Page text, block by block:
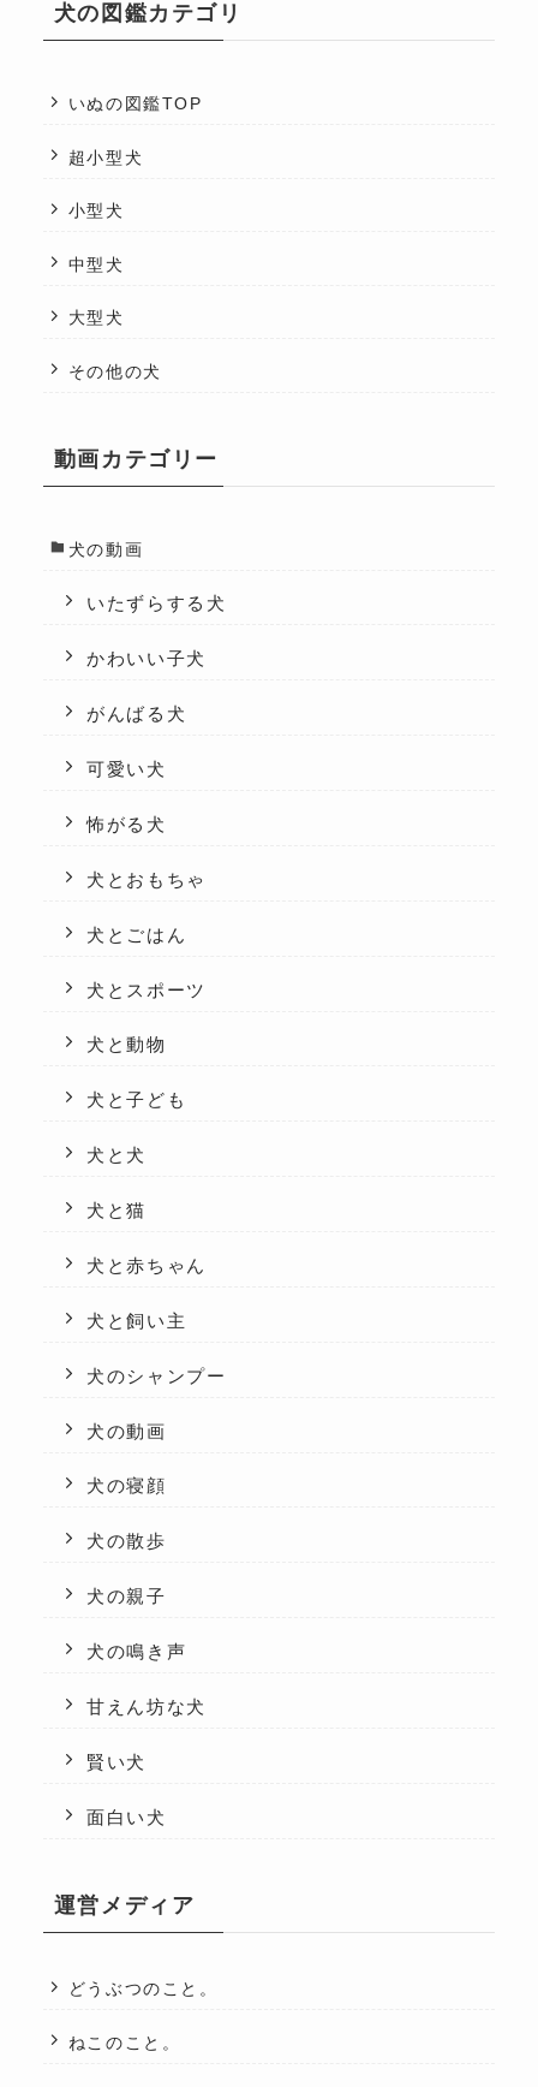
犬の図鑑カテゴリ
いぬの図鑑TOP
超小型犬
小型犬
中型犬
大型犬
その他の犬
動画カテゴリー
犬の動画
いたずらする犬
かわいい子犬
がんばる犬
可愛い犬
怖がる犬
犬とおもちゃ
犬とごはん
犬とスポーツ
犬と動物
犬と子ども
犬と犬
犬と猫
犬と赤ちゃん
犬と飼い主
犬のシャンプー
犬の動画
犬の寝顔
犬の散歩
犬の親子
犬の鳴き声
甘えん坊な犬
賢い犬
面白い犬
運営メディア
どうぶつのこと。
ねこのこと。